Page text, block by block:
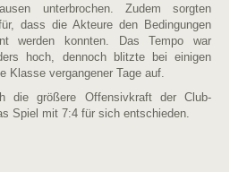
unterbrochen. Zudem sorgten
dass die Akteure den Bedingungen
werden konnten. Das Tempo war
hoch, dennoch blitzte bei einigen
Klasse vergangener Tage auf.
die größere Offensivkraft der Club-
Spiel mit 7:4 für sich entschieden.